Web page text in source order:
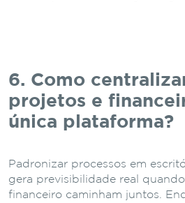
6. Como
projetos e
única plataforma?
Padronizar processos em
gera previsibilidade real
financeiro caminham juntos.